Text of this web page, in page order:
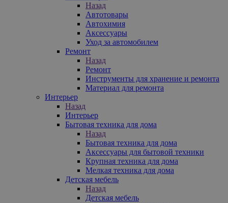
Назад
Автотовары
Автохимия
Аксессуары
Уход за автомобилем
Ремонт
Назад
Ремонт
Инструменты для хранение и ремонта
Материал для ремонта
Интерьер
Назад
Интерьер
Бытовая техника для дома
Назад
Бытовая техника для дома
Аксессуары для бытовой техники
Крупная техника для дома
Мелкая техника для дома
Детская мебель
Назад
Детская мебель